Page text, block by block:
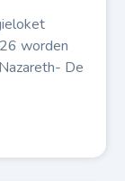
worden
De